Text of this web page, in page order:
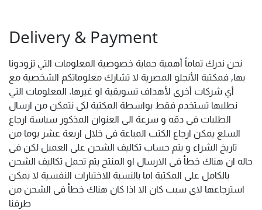
Delivery & Payment
نحن ندرك تماماً أهمية حماية خصوصية المعلومات التي تزودونا
بها, فمكتبة الأنجلو المصرية لا تشارك معلوماتكم الشخصية مع
أي شركات أخرى لأهداف تسويقية او غيرها. المعلومات التي
نطلبها تستخدم فقط بواسطة المكتبة لكى نتمكن من ارسال
الطلبات فى دقه و سرعة الى العنوان المذكور سياسة ارجاع
السلع يمكن ارجاع الكتب المباعة فى خلال اربعة عشر يوما من
تاريخ الشراء و يتم حساب تكاليف الشحن على العميل لكن فى
حاله ان هناك خطأ فى الارسال او المنتج يتم تحمل تكاليف الشحن
بالكامل على المكتبة اما بالنسبة للاختبارات النفسية لا يمكن
استرجاعها لاى سبب كان الا اذا كان هناك خطأ فى الشحن من
طرفنا